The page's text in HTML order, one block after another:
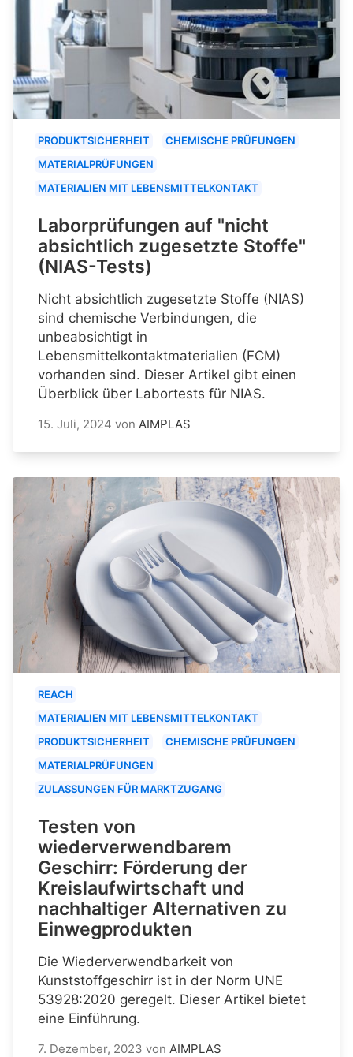
PRODUKTSICHERHEIT
CHEMISCHE PRÜFUNGEN
MATERIALPRÜFUNGEN
MATERIALIEN MIT LEBENSMITTELKONTAKT
Laborprüfungen auf "nicht
absichtlich zugesetzte Stoffe"
(NIAS-Tests)
Nicht absichtlich zugesetzte Stoffe (NIAS)
sind chemische Verbindungen, die
unbeabsichtigt in
Lebensmittelkontaktmaterialien (FCM)
vorhanden sind. Dieser Artikel gibt einen
Überblick über Labortests für NIAS.
15. Juli, 2024 von AIMPLAS
REACH
MATERIALIEN MIT LEBENSMITTELKONTAKT
PRODUKTSICHERHEIT
CHEMISCHE PRÜFUNGEN
MATERIALPRÜFUNGEN
ZULASSUNGEN FÜR MARKTZUGANG
Testen von
wiederverwendbarem
Geschirr: Förderung der
Kreislaufwirtschaft und
nachhaltiger Alternativen zu
Einwegprodukten
Die Wiederverwendbarkeit von
Kunststoffgeschirr ist in der Norm UNE
53928:2020 geregelt. Dieser Artikel bietet
eine Einführung.
7. Dezember, 2023 von AIMPLAS